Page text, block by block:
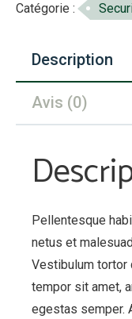
Camera
Catégorie :
Description
Avis (0)
Pellentesque
netus et
Vestibulum tortor
tempor sit amet,
egestas semper.